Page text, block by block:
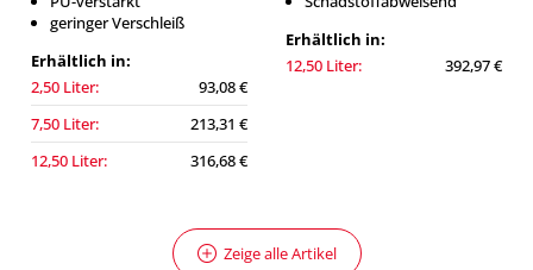
geringer Verschleiß
Erhältlich in:
2,50 Liter:
93,08 €
7,50 Liter:
213,31 €
12,50 Liter:
316,68 €
Erhältlich in:
12,50 Liter:
392,97 €
Zeige alle Artikel